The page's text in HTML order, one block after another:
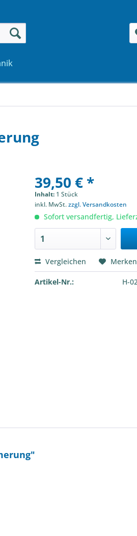
39,50 € *
Inhalt: 1 Stück
inkl. MwSt.zzgl. Versandkosten
Sofort versandfertig,
Vergleichen Merken
Artikel-Nr.: H-